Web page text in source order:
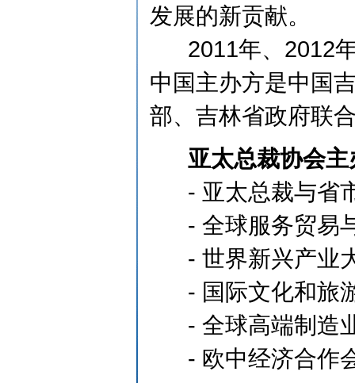
发展的新贡献。
2011年、2012年
中国主办方是中国
部、吉林省政府联
亚太总裁协会
- 亚太总裁与省
- 全球服务贸易
- 世界新兴产业
- 国际文化和旅
- 全球高端制造
- 欧中经济合作